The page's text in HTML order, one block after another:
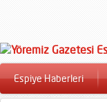
Espiye Haberleri